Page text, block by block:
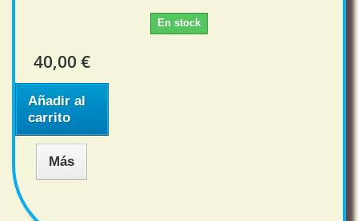
En stock
40,00 €
Añadir al
carrito
Más